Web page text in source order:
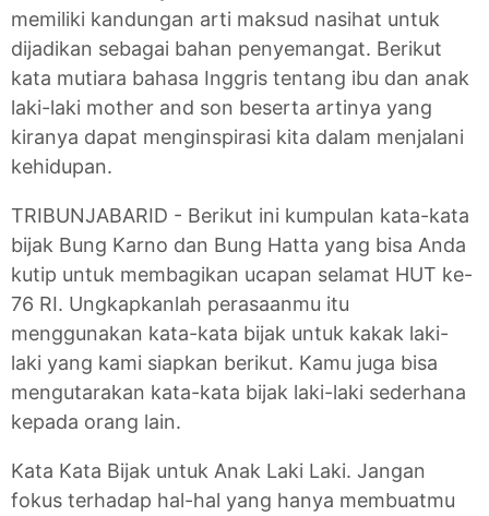
memiliki kandungan arti maksud nasihat untuk
dijadikan sebagai bahan penyemangat. Berikut
kata mutiara bahasa Inggris tentang ibu dan anak
laki-laki mother and son beserta artinya yang
kiranya dapat menginspirasi kita dalam menjalani
kehidupan.
TRIBUNJABARID - Berikut ini kumpulan kata-kata
bijak Bung Karno dan Bung Hatta yang bisa Anda
kutip untuk membagikan ucapan selamat HUT ke-
76 RI. Ungkapkanlah perasaanmu itu
menggunakan kata-kata bijak untuk kakak laki-
laki yang kami siapkan berikut. Kamu juga bisa
mengutarakan kata-kata bijak laki-laki sederhana
kepada orang lain.
Kata Kata Bijak untuk Anak Laki Laki. Jangan
fokus terhadap hal-hal yang hanya membuatmu